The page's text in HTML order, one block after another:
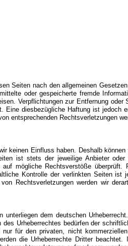
Seiten nach den allgemeinen
oder gespeicherte fremde
Verpflichtungen zur Entfernung oder
Eine diesbezügliche Haftung ist jedoch
entsprechenden Rechtsverletzungen
keinen Einfluss haben. Deshalb
ist stets der jeweilige Anbieter oder
mögliche Rechtsverstöße überprüft.
Kontrolle der verlinkten Seiten ist
Rechtsverletzungen werden wir
dem deutschen
Urheberrechtes bedürfen der
für den privaten, nicht kommerziellen
die Urheberrechte Dritter beachtet.